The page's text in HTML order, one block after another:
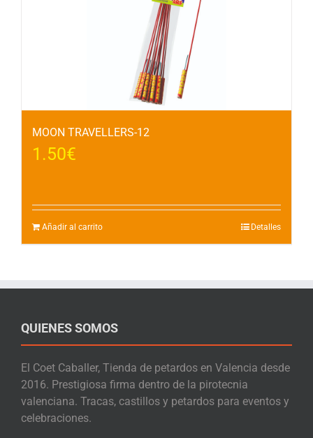
MOON TRAVELLERS-12
1.50€
Añadir al carrito Detalles
QUIENES SOMOS
El Coet Caballer, Tienda de petardos en Valencia desde
2016. Prestigiosa firma dentro de la pirotecnia
valenciana. Tracas, castillos y petardos para eventos y
celebraciones.